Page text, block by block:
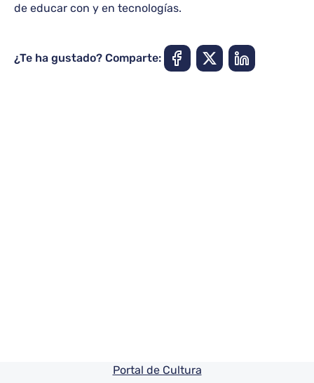
de educar con y en tecnologías.
¿Te ha gustado? Comparte:
Pie de pagina información
Portal de Cultura